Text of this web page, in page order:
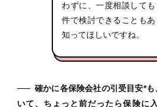
わずに、一度相談して
件で検討できることも
知ってほしいですね。
── 確かに各保険会社の引受目安*
いて、ちょっと前だったら保険に